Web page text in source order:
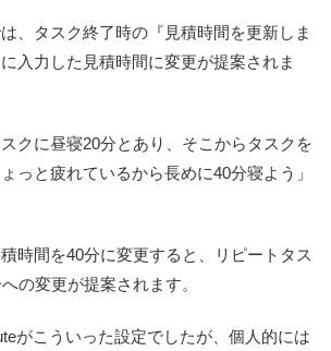
、タスク終了時の『見積時間を更新しま
入力した見積時間に変更が提案されま
クに昼寝20分とあり、そこからタスクを
っと疲れているから長めに40分寝よう」
時間を40分に変更すると、リピートタス
の変更が提案されます。
がこういった設定でしたが、個人的には